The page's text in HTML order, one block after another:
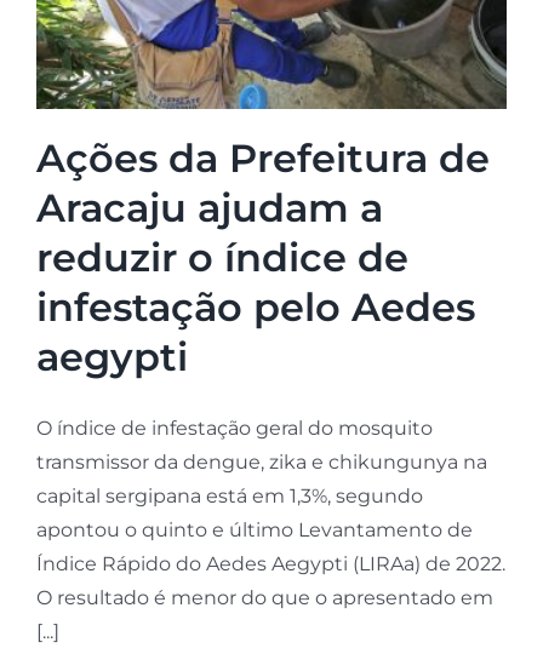
Ações da Prefeitura de
Aracaju ajudam a
reduzir o índice de
infestação pelo Aedes
aegypti
O índice de infestação geral do mosquito
transmissor da dengue, zika e chikungunya na
capital sergipana está em 1,3%, segundo
apontou o quinto e último Levantamento de
Índice Rápido do Aedes Aegypti (LIRAa) de 2022.
O resultado é menor do que o apresentado em
[...]